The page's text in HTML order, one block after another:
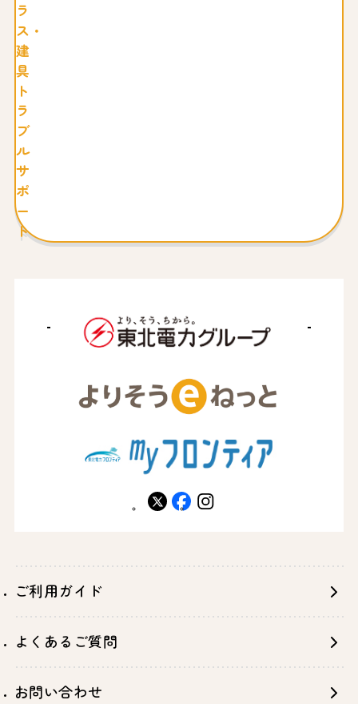
ラ
ス・
建
具
ト
ラ
ブ
ル
サ
ポ
ー
ト
X facebookinstagram
ご利用ガイド
よくあるご質問
お問い合わせ